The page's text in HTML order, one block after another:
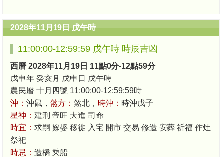
2028年11月19日 戊午時
11:00:00-12:59:59 戊午時 時辰吉凶
西曆 2028年11月19日 11點0分-12點59分
戊申年 癸亥月 戊申日 戊午時
農民曆 十月四號 11:00:00-12:59:59時
沖： 沖鼠， 煞方： 煞北， 時沖： 時沖戊子
星神： 建刑 帝旺 大進 司命
時宜： 求嗣 嫁娶 移徙 入宅 開市 交易 修造 安葬 祈福 作灶
祭祀
時忌： 造橋 乘船